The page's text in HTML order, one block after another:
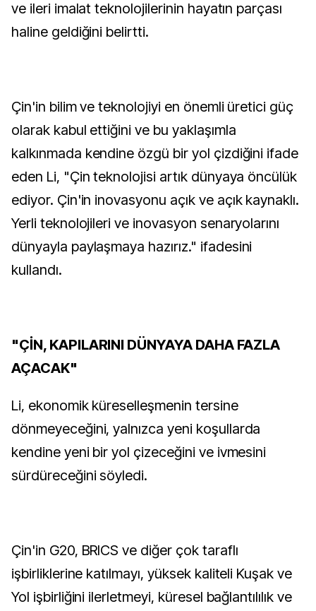
ve ileri imalat teknolojilerinin hayatın parçası
haline geldiğini belirtti.
Çin'in bilim ve teknolojiyi en önemli üretici güç
olarak kabul ettiğini ve bu yaklaşımla
kalkınmada kendine özgü bir yol çizdiğini ifade
eden Li, "Çin teknolojisi artık dünyaya öncülük
ediyor. Çin'in inovasyonu açık ve açık kaynaklı.
Yerli teknolojileri ve inovasyon senaryolarını
dünyayla paylaşmaya hazırız." ifadesini
kullandı.
"ÇİN, KAPILARINI DÜNYAYA DAHA FAZLA
AÇACAK"
Li, ekonomik küreselleşmenin tersine
dönmeyeceğini, yalnızca yeni koşullarda
kendine yeni bir yol çizeceğini ve ivmesini
sürdüreceğini söyledi.
Çin'in G20, BRICS ve diğer çok taraflı
işbirliklerine katılmayı, yüksek kaliteli Kuşak ve
Yol işbirliğini ilerletmeyi, küresel bağlantılılık ve